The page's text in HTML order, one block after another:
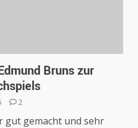
Bruns zur
2
gut gemacht und sehr